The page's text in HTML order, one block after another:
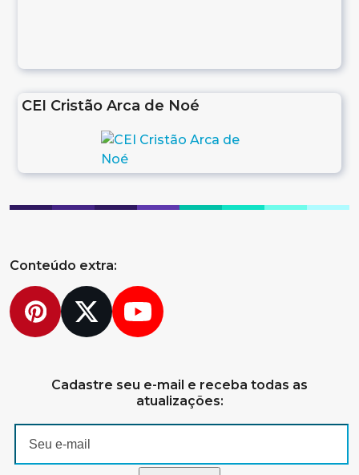
CEI Cristão Arca de Noé
Conteúdo extra:
Pinterest
TwitterYouTube
Cadastre seu e-mail e receba todas as
atualizações: